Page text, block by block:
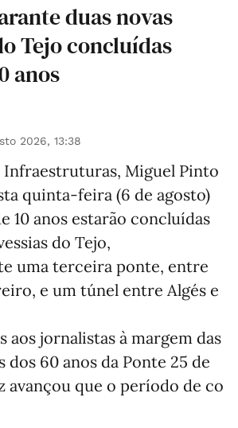
duas novas
Tejo concluídas
anos
2026, 13:38
Miguel Pinto
quinta-feira (6 de agosto)
10 anos estarão concluídas
do Tejo,
uma terceira ponte, entre
e um túnel entre Algés e
aos jornalistas à margem das
dos 60 anos da Ponte 25 de
avançou que o período de co